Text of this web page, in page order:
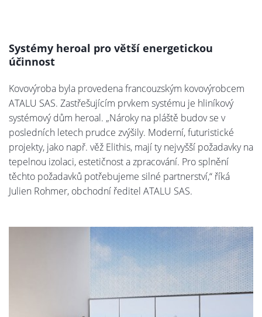
Systémy heroal pro větší energetickou
účinnost
Kovovýroba byla provedena francouzským kovovýrobcem
ATALU SAS. Zastřešujícím prvkem systému je hliníkový
systémový dům heroal. „Nároky na pláště budov se v
posledních letech prudce zvýšily. Moderní, futuristické
projekty, jako např. věž Elithis, mají ty nejvyšší požadavky na
tepelnou izolaci, estetičnost a zpracování. Pro splnění
těchto požadavků potřebujeme silné partnerství,“ říká
Julien Rohmer, obchodní ředitel ATALU SAS.